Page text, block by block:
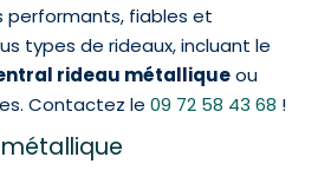
performants, fiables et
types de rideaux, incluant le
rideau métalliqueou
Contactez le09 72 58 43 68 !